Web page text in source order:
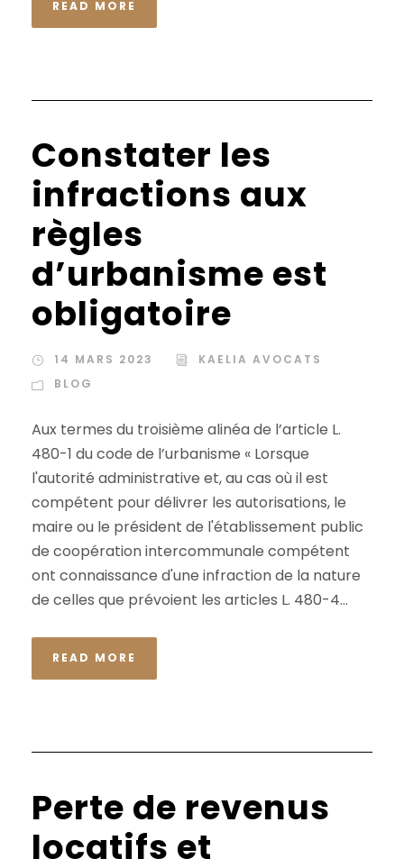
READ MORE
Constater les
infractions aux
règles
d’urbanisme est
obligatoire
14 MARS 2023
KAELIA AVOCATS
BLOG
Aux termes du troisième alinéa de l’article L.
480-1 du code de l’urbanisme « Lorsque
l'autorité administrative et, au cas où il est
compétent pour délivrer les autorisations, le
maire ou le président de l'établissement public
de coopération intercommunale compétent
ont connaissance d'une infraction de la nature
de celles que prévoient les articles L. 480-4...
READ MORE
Perte de revenus
locatifs et